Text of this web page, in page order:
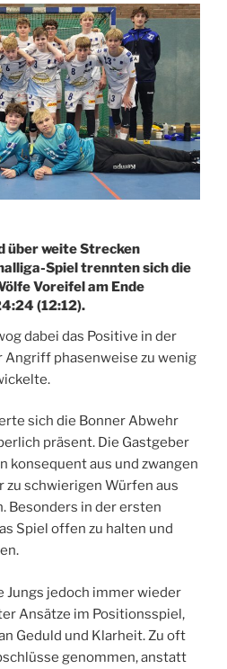
über weite Strecken
Spiel trennten sich die
Voreifel am Ende
(12:12).
dabei das Positive in der
Angriff phasenweise zu wenig
sich die Bonner Abwehr
präsent. Die Gastgeber
konsequent aus und zwangen
schwierigen Würfen aus
Besonders in der ersten
Spiel offen zu halten und
Jungs jedoch immer wieder
Ansätze im Positionsspiel,
Geduld und Klarheit. Zu oft
genommen, anstatt